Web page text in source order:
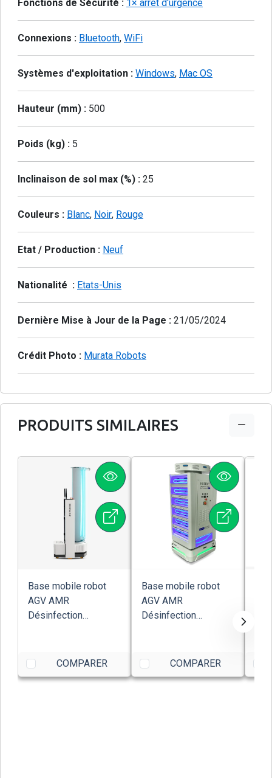
Fonctions de Sécurité : 1× arrêt d'urgence
Connexions : Bluetooth, WiFi
Systèmes d'exploitation : Windows, Mac OS
Hauteur (mm) : 500
Poids (kg) : 5
Inclinaison de sol max (%) : 25
Couleurs : Blanc, Noir, Rouge
Etat / Production : Neuf
Nationalité : Etats-Unis
Dernière Mise à Jour de la Page : 21/05/2024
Crédit Photo : Murata Robots
PRODUITS SIMILAIRES
Base mobile robot
AGV AMR
Désinfection
COMPARER
Base mobile robot
AGV AMR
Désinfection
COMPARER